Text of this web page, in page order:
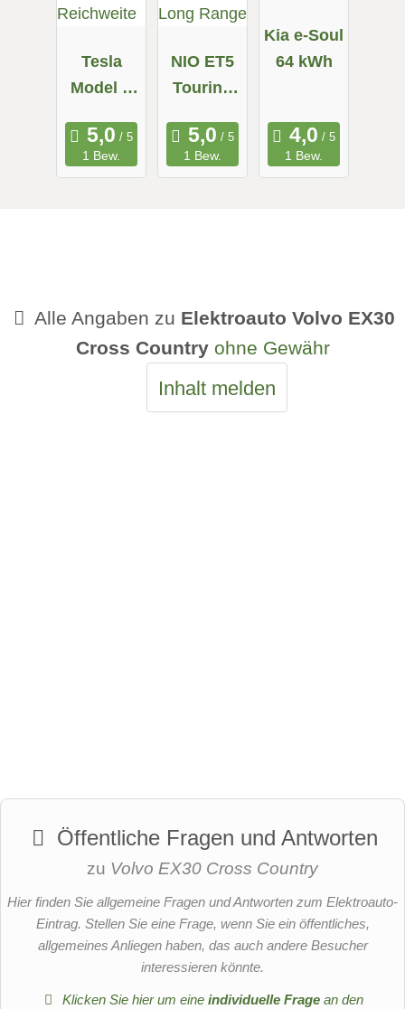
Tesla
Model X
Reichweit
e
1 Bew.
NIO ET5
Touring
Range
1 Bew.
Kia e-Soul
64 kWh
1 Bew.
Alle Angaben zu Elektroauto Volvo EX30
Cross Country ohne Gewähr
Inhalt melden
Öffentliche Fragen und Antworten
zu Volvo EX30 Cross Country
Hier finden Sie allgemeine Fragen und Antworten zum Elektroauto-
Eintrag. Stellen Sie eine Frage, wenn Sie ein öffentliches,
allgemeines Anliegen haben, das auch andere Besucher
interessieren könnte.
Klicken Sie hier um eineindividuelle Frage an den